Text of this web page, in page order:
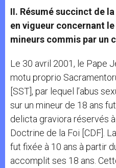
II. Résumé succinct de
en vigueur concernant
mineurs commis par un
Le 30 avril 2001, le Pape
motu proprio
[SST], par lequel l’abus
sur un mineur de 18 ans
delicta graviora réservés
Doctrine de la Foi [CDF].
fut fixée à 10 ans à partir
accomplit ses 18 ans.